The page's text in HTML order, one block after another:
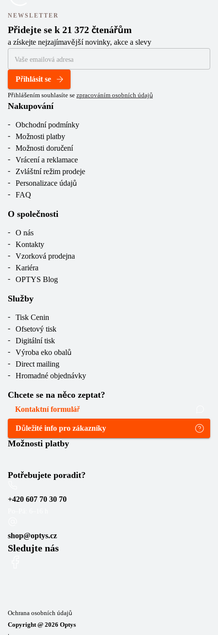
NEWSLETTER
Přidejte se k 21 372 čtenářům
a získejte nejzajímavější novinky, akce a slevy
Přihlásit se
Přihlášením souhlasíte se zpracováním osobních údajů
Nakupování
Obchodní podmínky
Možnosti platby
Možnosti doručení
Vrácení a reklamace
Zvláštní režim prodeje
Personalizace údajů
FAQ
O společnosti
O nás
Kontakty
Vzorková prodejna
Kariéra
OPTYS Blog
Služby
Tisk Cenin
Ofsetový tisk
Digitální tisk
Výroba eko obalů
Direct mailing
Hromadné objednávky
Chcete se na něco zeptat?
Kontaktní formulář
Důležité info pro zákazníky
Možnosti platby
Potřebujete poradit?
+420 607 70 30 70
shop@optys.cz
Sledujte nás
Ochrana osobních údajů
Copyright @ 2026 Optys